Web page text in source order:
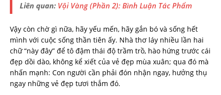
Liên quan: Vội Vàng (Phần 2): Bình Luận Tác Phẩm
Vậy còn chờ gì nữa, hãy yếu mến, hãy gắn bó và sống hết
mình với cuộc sống thần tiên ấy. Nhà thơ láy nhiều lần hai
chữ “này đây” để tô đậm thái độ trầm trồ, hào hứng trước cái
đẹp dồi dào, không kể xiết của vẻ đẹp mùa xuân; qua đó mà
nhấn mạnh: Con người cần phải đón nhận ngay, hưởng thụ
ngay những vẻ đẹp tươi thắm đó.